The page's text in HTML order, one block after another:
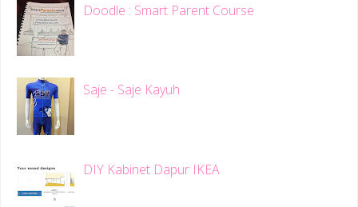
Doodle : Smart Parent Course
Saje - Saje Kayuh
DIY Kabinet Dapur IKEA